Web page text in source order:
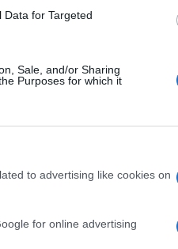
for Targeted
Sale, and/or Sharing
Purposes for which it
to advertising like cookies on
for online advertising